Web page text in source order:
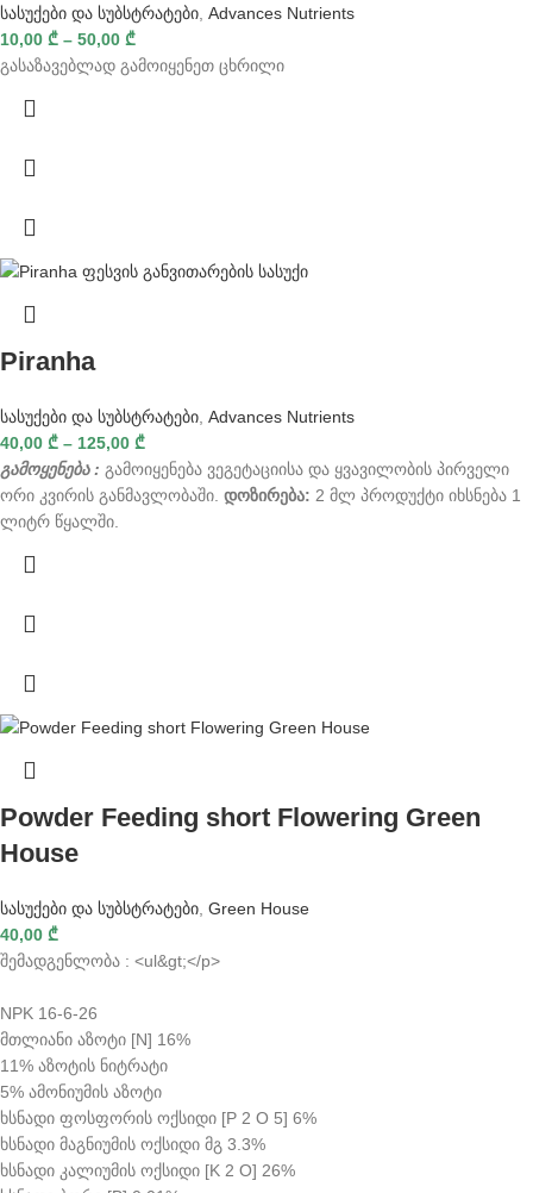
სასუქები და სუბსტრატები Advances Nutrients
10,00 ₾ – 50,00 ₾
გასაზავებლად გამოიყენეთ ცხრილი
Piranha
სასუქები და სუბსტრატები Advances Nutrients
40,00 ₾ – 125,00 ₾
გამოყენება : გამოიყენება ვეგეტაციისა და ყვავილობის პირველი
ორი კვირის განმავლობაში. დოზირება: 2 მლ პროდუქტი იხსნება 1
ლიტრ წყალში.
Powder Feeding short Flowering Green
House
სასუქები და სუბსტრატები, Green House
40,00 ₾
შემადგენლობა : <ul&gt;</p>
NPK 16-6-26
მთლიანი აზოტი [N] 16%
11% აზოტის ნიტრატი
5% ამონიუმის აზოტი
ხსნადი ფოსფორის ოქსიდი [P 2 O 5] 6%
ხსნადი მაგნიუმის ოქსიდი მგ 3.3%
ხსნადი კალიუმის ოქსიდი [K 2 O] 26%